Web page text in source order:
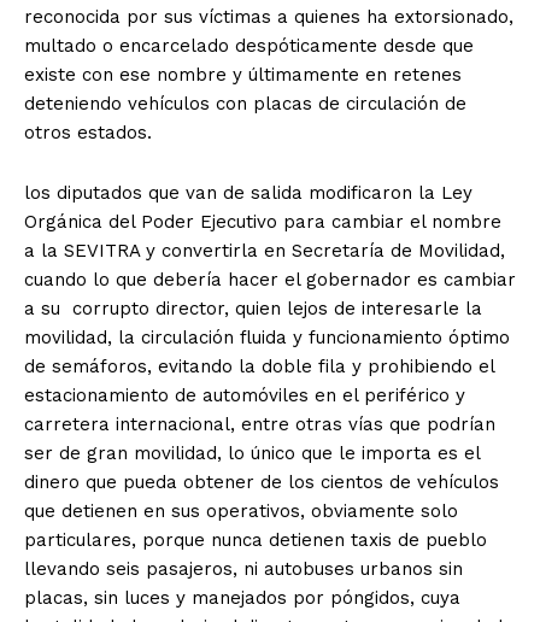
reconocida por sus víctimas a quienes ha extorsionado,
multado o encarcelado despóticamente desde que
existe con ese nombre y últimamente en retenes
deteniendo vehículos con placas de circulación de
otros estados.
los diputados que van de salida modificaron la Ley
Orgánica del Poder Ejecutivo para cambiar el nombre
a la SEVITRA y convertirla en Secretaría de Movilidad,
cuando lo que debería hacer el gobernador es cambiar
a su corrupto director, quien lejos de interesarle la
movilidad, la circulación fluida y funcionamiento óptimo
de semáforos, evitando la doble fila y prohibiendo el
estacionamiento de automóviles en el periférico y
carretera internacional, entre otras vías que podrían
ser de gran movilidad, lo único que le importa es el
dinero que pueda obtener de los cientos de vehículos
que detienen en sus operativos, obviamente solo
particulares, porque nunca detienen taxis de pueblo
llevando seis pasajeros, ni autobuses urbanos sin
placas, sin luces y manejados por póngidos, cuya